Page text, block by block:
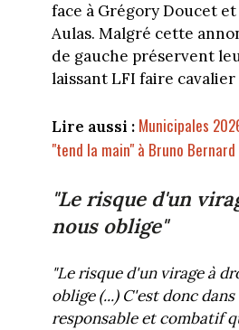
face à Grégory Doucet
Aulas. Malgré cette
de gauche préservent
laissant LFI faire cavalier
Lire aussi : Municipales
"tend la main" à Bruno
"Le risque d'un
nous oblige"
"Le risque d'un virage à
oblige (...) C'est donc
responsable et combatif